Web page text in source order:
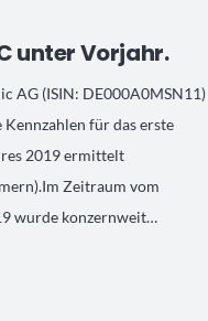
unter Vorjahr.
AG (ISIN: DE000A0MSN11)
für das erste
2019 ermittelt
Zeitraum vom
wurde konzernweit…